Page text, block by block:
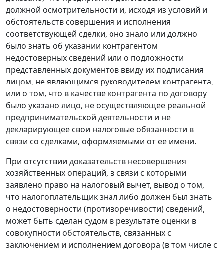
должной осмотрительности и, исходя из условий и
обстоятельств совершения и исполнения
соответствующей сделки, оно знало или должно
было знать об указании контрагентом
недостоверных сведений или о подложности
представленных документов ввиду их подписания
лицом, не являющимся руководителем контрагента,
или о том, что в качестве контрагента по договору
было указано лицо, не осуществляющее реальной
предпринимательской деятельности и не
декларирующее свои налоговые обязанности в
связи со сделками, оформляемыми от ее имени.
При отсутствии доказательств несовершения
хозяйственных операций, в связи с которыми
заявлено право на налоговый вычет, вывод о том,
что налогоплательщик знал либо должен был знать
о недостоверности (противоречивости) сведений,
может быть сделан судом в результате оценки в
совокупности обстоятельств, связанных с
заключением и исполнением договора (в том числе с